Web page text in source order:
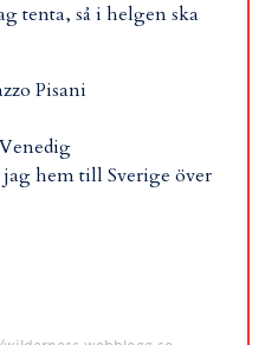
tenta, så i helgen ska
Pisani
jag hem till Sverige över